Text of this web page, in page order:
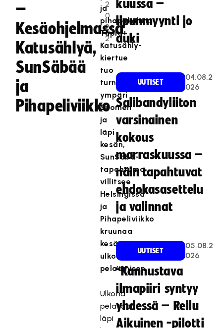
–
Kesäohjelmassa
Katusählyä,
SunSäbää
ja
Pihapeliviikko
2
0
2
2
ja
pihapeleihin.
Tupla+
Katusähly-
kiertue
tuo
turnauksen
ympäri
Suomen
ja
läpi
kesän,
SunSäbä-
tapahtuma
villitsee
Helsingissä
ja
Pihapeliviikko
kruunaa
kesän
ulkona
pelaamisen.
Ulkona
pelataan
läpi
kuussa –
lipunmyynti jo
auki
UUTISET
04.08.2
026
Salibandyliiton
varsinainen
kokous
marraskuussa –
näin tapahtuvat
ehdokasasettelu
ja valinnat
UUTISET
05.08.2
026
“Kannustava
ilmapiiri syntyy
yhdessä – Reilu
Aikuinen -pilotti